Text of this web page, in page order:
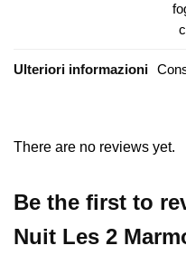
Ulteriori informazioni
There are no reviews yet.
Be the first to
Nuit Les 2